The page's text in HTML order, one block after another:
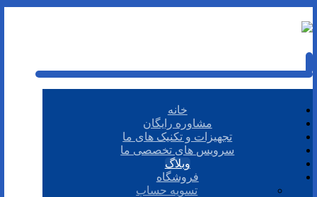
خانه
مشاوره رایگان
تجهیزات و تکنیک های ما
سرویس های تخصصی ما
وبلاگ
فروشگاه
تسویه حساب